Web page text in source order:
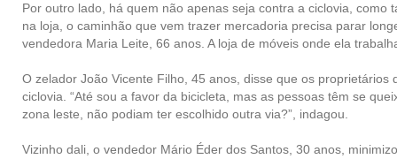
Por outro lado, há quem não apenas seja contra a ciclovia, como
na loja, o caminhão que vem trazer mercadoria precisa parar
vendedora Maria Leite, 66 anos. A loja de móveis onde ela
O zelador João Vicente Filho, 45 anos, disse que os
ciclovia. “Até sou a favor da bicicleta, mas as pessoas têm se
zona leste, não podiam ter escolhido outra via?”, indagou.
Vizinho dali, o vendedor Mário Éder dos Santos, 30 anos,